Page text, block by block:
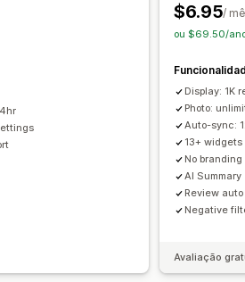
exportar
$6.95/
ou $69.50/
Display: 1K
Photo:
Auto-sync:
13+ widgets
No branding
AI Summary
Review
Negative
Avaliação